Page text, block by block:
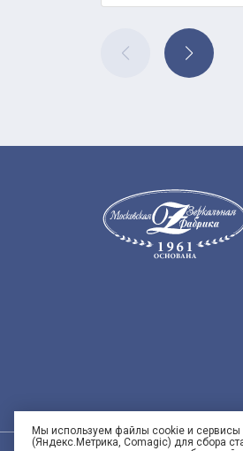
Мы используем файлы cookie и сервисы
(Яндекс.Метрика, Comagic) для сбора